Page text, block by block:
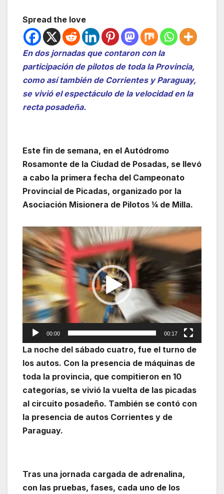
Spread the love
En dos jornadas que contaron con la
participación de pilotos de toda la Provincia,
como así también de Corrientes y Paraguay,
se vivió el espectáculo de la velocidad en la
recta posadeña.
Este fin de semana, en el Autódromo
Rosamonte de la Ciudad de Posadas, se llevó
a cabo la primera fecha del Campeonato
Provincial de Picadas, organizado por la
Asociación Misionera de Pilotos ¼ de Milla.
Reproductor
de
vídeo
00:00 00:17
La noche del sábado cuatro, fue el turno de
los autos. Con la presencia de máquinas de
toda la provincia, que compitieron en 10
categorías, se vivió la vuelta de las picadas
al circuito posadeño. También se contó con
la presencia de autos Corrientes y de
Paraguay.
Tras una jornada cargada de adrenalina,
con las pruebas, fases, cada uno de los